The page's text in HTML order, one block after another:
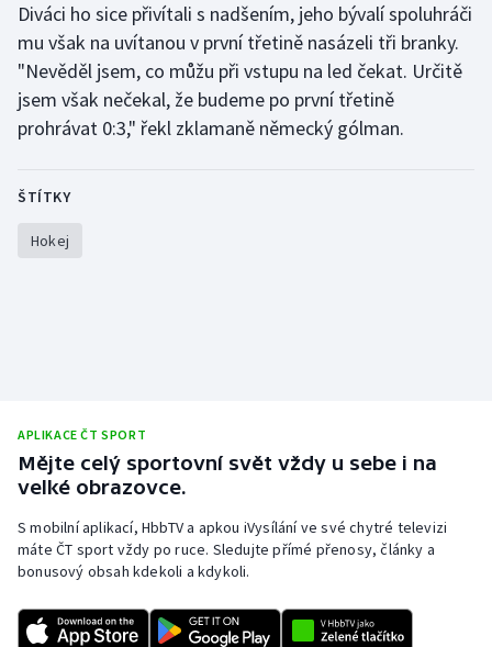
Krasobruslení
Lezení
Lyže a snowboard
Moderní pětiboj
Motorsport
Ragby
Rychlobruslení
Rychlostní kanoistika
Diváci ho sice přivítali s nadšením, jeho bývalí spoluhráči
mu však na uvítanou v první třetině nasázeli tři branky.
"Nevěděl jsem, co můžu při vstupu na led čekat. Určitě
jsem však nečekal, že budeme po první třetině
prohrávat 0:3," řekl zklamaně německý gólman.
ŠTÍTKY
Hokej
APLIKACE ČT SPORT
Mějte celý sportovní svět vždy u sebe i na
velké obrazovce.
S mobilní aplikací, HbbTV a apkou iVysílání ve své chytré televizi
máte ČT sport vždy po ruce. Sledujte přímé přenosy, články a
bonusový obsah kdekoli a kdykoli.